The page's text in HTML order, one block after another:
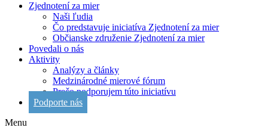
Zjednotení za mier
Naši ľudia
Čo predstavuje iniciatíva Zjednotení za mier
Občianske združenie Zjednotení za mier
Povedali o nás
Aktivity
Analýzy a články
Medzinárodné mierové fórum
Prečo podporujem túto iniciatívu
Podporte nás
Menu